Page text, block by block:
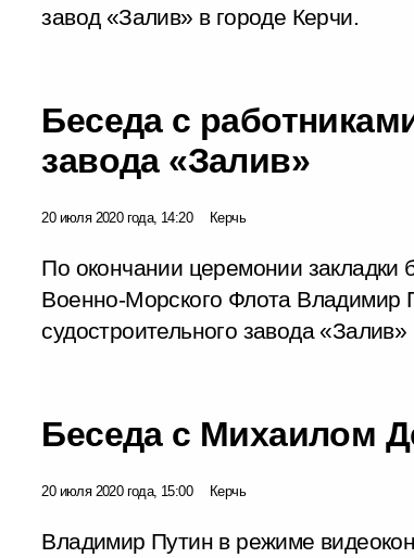
завод «Залив» в городе Керчи.
Беседа с
завода «Залив»
20 июля 2020 года, 14:20 Керчь
По окончании церемонии закладки
Военно‑Морского Флота Владимир
судостроительного завода
Беседа с Михаилом
20 июля 2020 года, 15:00 Керчь
Владимир Путин в режиме